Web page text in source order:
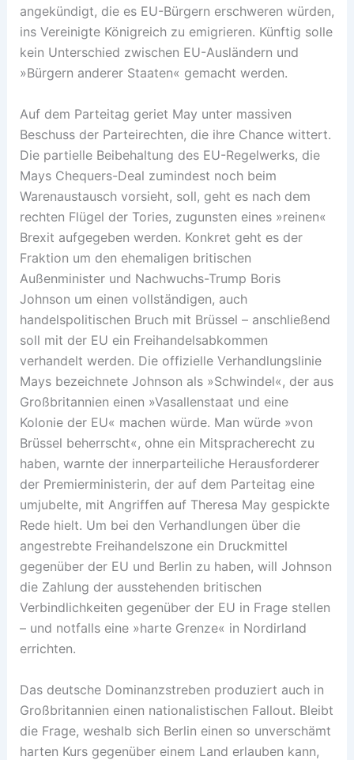
angekündigt, die es EU-Bürgern erschweren würden,
ins Vereinigte Königreich zu emigrieren. Künftig solle
kein Unterschied zwischen EU-Ausländern und
»Bürgern anderer Staaten« gemacht werden.
Auf dem Parteitag geriet May unter massiven
Beschuss der Parteirechten, die ihre Chance wittert.
Die partielle Beibehaltung des EU-Regelwerks, die
Mays Chequers-Deal zumindest noch beim
Warenaustausch vorsieht, soll, geht es nach dem
rechten Flügel der Tories, zugunsten eines »reinen«
Brexit aufgegeben werden. Konkret geht es der
Fraktion um den ehemaligen britischen
Außenminister und Nachwuchs-Trump Boris
Johnson um einen vollständigen, auch
handelspolitischen Bruch mit Brüssel – anschließend
soll mit der EU ein Freihandelsabkommen
verhandelt werden. Die offizielle Verhandlungslinie
Mays bezeichnete Johnson als »Schwindel«, der aus
Großbritannien einen »Vasallenstaat und eine
Kolonie der EU« machen würde. Man würde »von
Brüssel beherrscht«, ohne ein Mitspracherecht zu
haben, warnte der innerparteiliche Herausforderer
der Premierministerin, der auf dem Parteitag eine
umjubelte, mit Angriffen auf Theresa May gespickte
Rede hielt. Um bei den Verhandlungen über die
angestrebte Freihandelszone ein Druckmittel
gegenüber der EU und Berlin zu haben, will Johnson
die Zahlung der ausstehenden britischen
Verbindlichkeiten gegenüber der EU in Frage stellen
– und notfalls eine »harte Grenze« in Nordirland
errichten.
Das deutsche Dominanzstreben produziert auch in
Großbritannien einen nationalistischen Fallout. Bleibt
die Frage, weshalb sich Berlin einen so unverschämt
harten Kurs gegenüber einem Land erlauben kann,